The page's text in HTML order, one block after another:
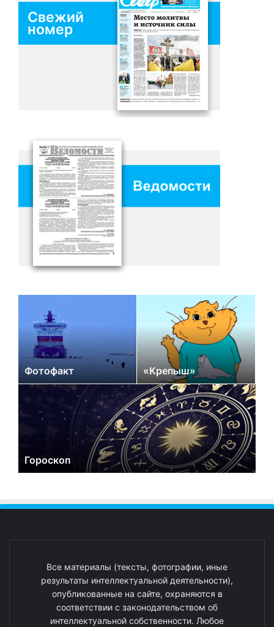
Свежий
номер
Фотофакт «Крепыш»
Гороскоп
Все материалы (тексты, фотографии, иные
результаты интеллектуальной деятельности),
опубликованные на сайте, охраняются в
соответствии с законодательством об
интеллектуальной собственности. Любое